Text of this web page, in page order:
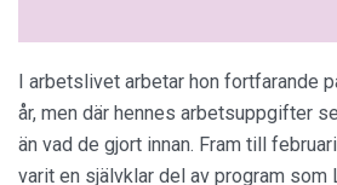
I arbetslivet arbetar hon fortfarande
år, men där hennes arbetsuppgifter
än vad de gjort innan. Fram till
varit en självklar del av program som